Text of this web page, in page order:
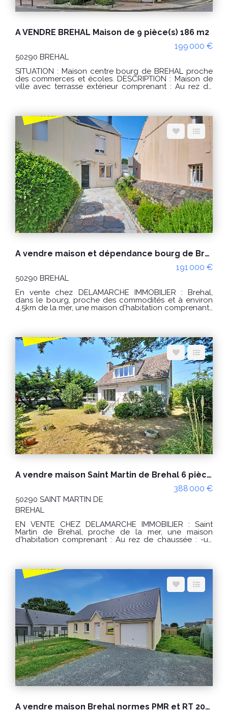
A VENDRE BREHAL Maison de 9 pièce(s) 186 m2
199 000 €
50290 BREHAL
SITUATION : Maison centre bourg de BREHAL proche
des commerces et écoles. DESCRIPTION : Maison de
ville avec terrasse extérieur comprenant : Au rez de
: un palier desservant 2 chambres. Au 2eme étage
côté rue : un palier desservant 2 chambres dont une
avec wc et lavabo. Grenier au dessus. Au 1er étage
coté arrière : un palier desservant 2 chambres et un
pièce d'eau avec lavabo, bidet et wc. Grenier au
dessus. Petite courette (terrasse) au rez de chaussée
au centre. CLASSE ENERGIE : E (247) - CLASSE CLIMAT :
E (54) Montant estimé des dépenses annuelles
d'énergie pour un usage standard : entre 3996 € et
5406 € / an Prix moyens des énergies indexés sur les
années 2021, 2022 et 2023 (abonnements compris) "Les
informations sur les risques auxquels ce bien est
exposé sont disponibles sur le site Géorisques :
www.georisques.gouv.fr"
A vendre maison et dépendance bourg de Brehal 3 pièces
191 000 €
50290 BREHAL
En vente chez DELAMARCHE IMMOBILIER : Brehal,
dans le bourg, proche des commodités et à environ
4.5km de la mer, une maison d'habitation comprenant :
Grenier au dessus, Petit garage et dépendance
d'environ 20.50m² avec grenier au dessus. Le tout sur
un terrain d'environ 346m² PRIX : 191000 € Honoraires
à la charge du vendeur. Classe énergie : D (245)
Classe climat : B (7) Montant estimé des dépenses
annuelles d'énergie pour un usage standard : entre
1070 € et 1510 € / an. Prix moyens des énergies
indexés sur les années 2021, 2022, 2023 (abonnements
compris) conformément à l'arrêté du 31 mars 2021 en
vigueur lors de l'établissement du DPE "Les
informations sur les risques auxquels ce bien est
exposé sont disponibles sur le site Géorisques :
www.georisques.gouv.fr" POUR VISITER : DELAMARCHE
IMMOBILIER, Florian GINARD 07.86.27.44.34
A vendre maison Saint Martin de Brehal 6 pièces
388 000 €
50290 SAINT MARTIN DE
BREHAL
EN VENTE CHEZ DELAMARCHE IMMOBILIER : Saint
Martin de Brehal, proche de la mer, une maison
d'habitation comprenant : Au rez de chaussée : -un
Sous-sol avec garage, pièce et salle d'eau. Le tout sur
un terrain d'environ 560m². PRIX : 388000 € Honoraires
climat : F (77) Montant estimé des dépenses annuelles
d'énergie pour un usage standard : entre 4360 € et
5970 € / an. Prix moyens des énergies indexés sur les
années 2021, 2022 et 2023 (abonnements compris).
Logement à consommation énergétique excessive
classé F. "Les informations sur les risques auxquels ce
bien est exposé sont disponibles sur le site Géorisques
: www.georisques.gouv.fr" POUR VISITER :
DELAMARCHE IMMOBILIER, Florian GINARD
07.86.27.44.34
A vendre maison Brehal normes PMR et RT 2020 plain pied 4 pièces 88 m²